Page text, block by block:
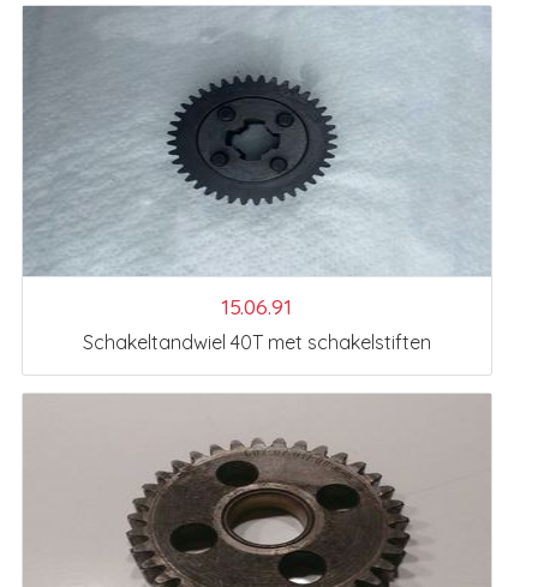
15.06.91
Schakeltandwiel 40T met schakelstiften